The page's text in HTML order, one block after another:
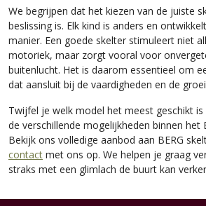
We begrijpen dat het kiezen van de juiste
beslissing is. Elk kind is anders en
manier. Een goede skelter stimuleert niet
motoriek, maar zorgt vooral voor
buitenlucht. Het is daarom essentieel om
dat aansluit bij de vaardigheden en de
Twijfel je welk model het meest geschikt
de verschillende mogelijkheden binnen het
Bekijk ons volledige aanbod aan BERG
contact met ons op. We helpen je graag
straks met een glimlach de buurt kan